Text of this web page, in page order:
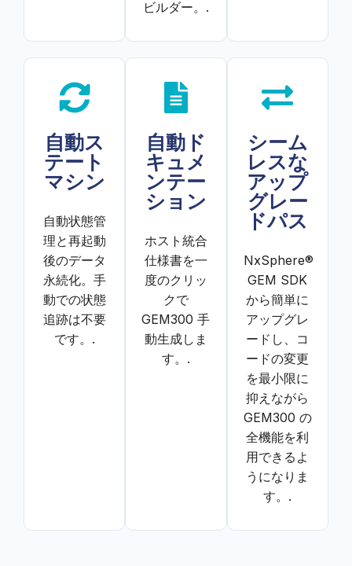
ビルダー。.
自動ス
テート
マシン
自動状態管
理と再起動
後のデータ
永続化。手
動での状態
追跡は不要
です。.
自動ド
キュメ
ンテー
ション
ホスト統合
仕様書を一
度のクリッ
クで
GEM300 手
動生成しま
す。.
シーム
レスな
アップ
グレー
ドパス
NxSphere®
GEM SDK
から簡単に
アップグレ
ードし、コ
ードの変更
を最小限に
抑えながら
GEM300 の
全機能を利
用できるよ
うになりま
す。.